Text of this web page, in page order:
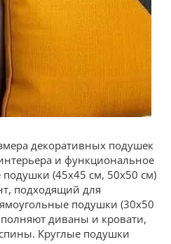
декоративных подушек
и функциональное
(45х45 см, 50х50 см)
подходящий для
подушки (30х50
диваны и кровати,
Круглые подушки